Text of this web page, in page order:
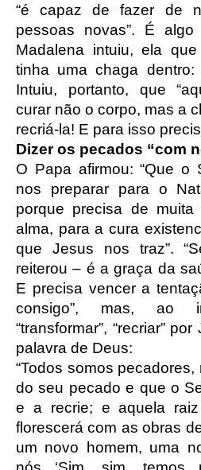
“é capaz de fazer de
pessoas novas”. É
Madalena intuiu, ela
tinha uma chaga
Intuiu, portanto, que
curar não o corpo, mas a
recriá-la! E para isso
Dizer os pecados “com
O Papa afirmou: “Que o
nos preparar para o
porque precisa de
alma, para a cura
que Jesus nos traz”.
reiterou – é a graça da
E precisa vencer a
consigo”, mas, ao
“transformar”, “recriar”
palavra de Deus:
“Todos somos
do seu pecado e que o
e a recrie; e aquela raiz
florescerá com as obras
um novo homem, uma